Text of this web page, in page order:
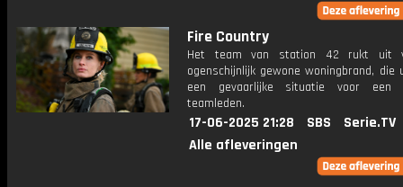
Fire Country
Het team van station 42 rukt uit
ogenschijnlijk gewone woningbrand, die
een gevaarlijke situatie voor een
teamleden.
17-06-2025 21:28 SBS
Serie.TV
Alle afleveringen